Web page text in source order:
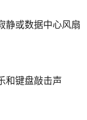
静或数据中心风扇
和键盘敲击声